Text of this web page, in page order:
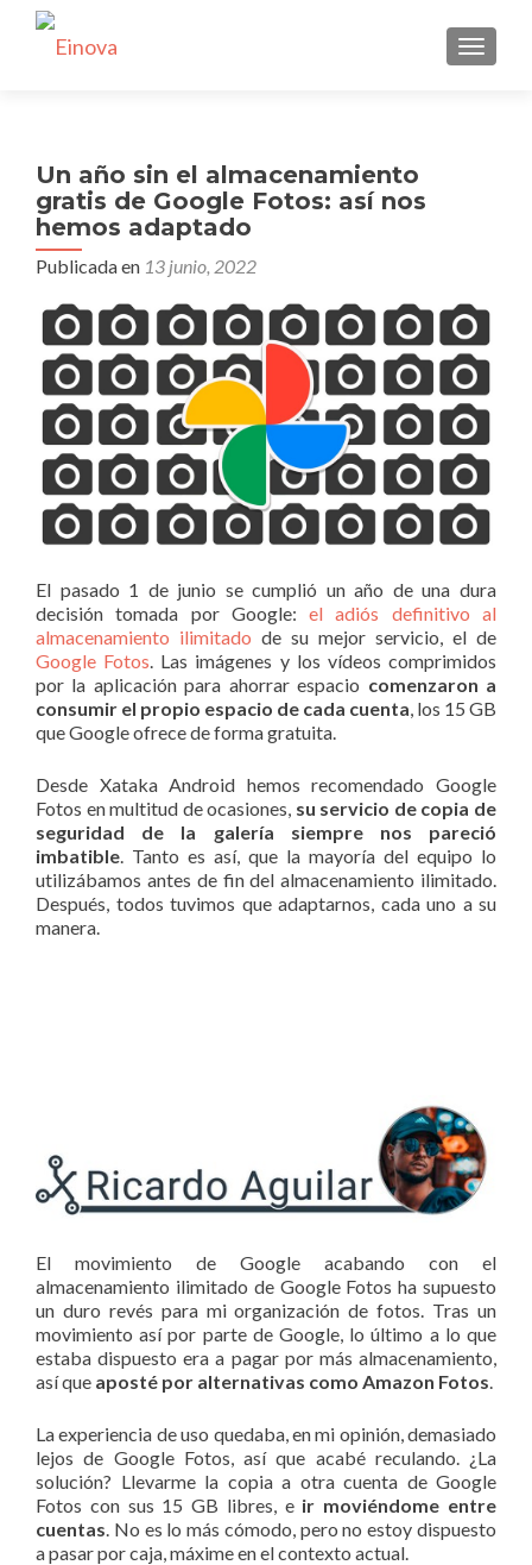
Un año sin el almacenamiento
gratis de Google Fotos: así nos
hemos adaptado
Publicada en 13 junio, 2022
El pasado 1 de junio se cumplió un año de una dura
decisión tomada por Google:el adiós definitivo al
almacenamiento ilimitado de su mejor servicio, el de
Google Fotos. Las imágenes y los vídeos comprimidos
por la aplicación para ahorrar espacio comenzaron a
consumir el propio espacio de cada cuenta, los 15 GB
que Google ofrece de forma gratuita.
Desde Xataka Android hemos recomendado Google
Fotos en multitud de ocasiones, su servicio de copia de
seguridad de la galería siempre nos pareció
imbatible. Tanto es así, que la mayoría del equipo lo
utilizábamos antes de fin del almacenamiento ilimitado.
Después, todos tuvimos que adaptarnos, cada uno a su
manera.
El movimiento de Google acabando con el
almacenamiento ilimitado de Google Fotos ha supuesto
un duro revés para mi organización de fotos. Tras un
movimiento así por parte de Google, lo último a lo que
estaba dispuesto era a pagar por más almacenamiento,
así que aposté por alternativas como Amazon Fotos
La experiencia de uso quedaba, en mi opinión, demasiado
lejos de Google Fotos, así que acabé reculando. ¿La
solución? Llevarme la copia a otra cuenta de Google
Fotos con sus 15 GB libres, e ir moviéndome entre
cuentas . No es lo más cómodo, pero no estoy dispuesto
a pasar por caja, máxime en el contexto actual.